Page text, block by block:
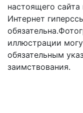
настоящего
Интернет
иллюстрации
обязательным
заимствования.